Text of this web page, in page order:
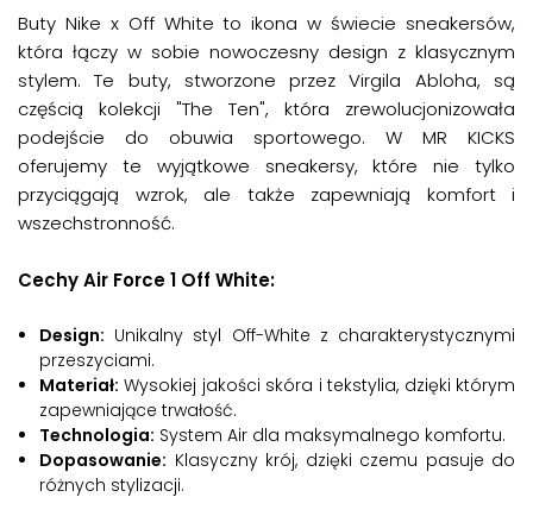
Buty Nike x Off White to ikona w świecie sneakersów,
która łączy w sobie nowoczesny design z klasycznym
stylem. Te buty, stworzone przez Virgila Abloha, są
częścią kolekcji "The Ten", która zrewolucjonizowała
podejście do obuwia sportowego. W MR KICKS
oferujemy te wyjątkowe sneakersy, które nie tylko
przyciągają wzrok, ale także zapewniają komfort i
wszechstronność.
Cechy Air Force 1 Off White:
Design: Unikalny styl Off-White z charakterystycznymi
przeszyciami.
Materiał: Wysokiej jakości skóra i tekstylia, dzięki którym
zapewniające trwałość.
Technologia: System Air dla maksymalnego komfortu.
Dopasowanie: Klasyczny krój, dzięki czemu pasuje do
różnych stylizacji.